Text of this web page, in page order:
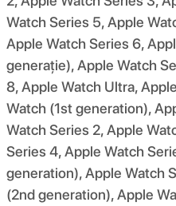
Watch Series 5, Apple
Apple Watch Series 6,
generație), Apple Watch
8, Apple Watch Ultra,
Watch (1st generation),
Watch Series 2, Apple
Series 4, Apple Watch
generation), Apple Watch
(2nd generation), Apple